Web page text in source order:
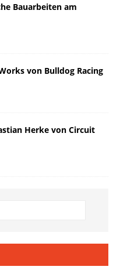
Bauarbeiten am
von Bulldog Racing
Herke von Circuit